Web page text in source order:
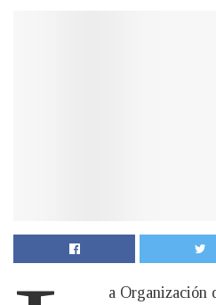
a Organización